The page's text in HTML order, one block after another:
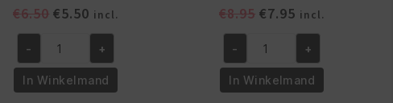
€6.50 Oorspronkelijke
was:
€6.50.
€5.50 Huidige
prijs
is:
€5.50.
incl.
Palmers
Cocoa
Butter
- +
In Winkelmand
€8.95 Oorspronkelijke
was:
€8.95.
€7.95 Huidige
prijs
is:
€7.95.
incl.
Palmers
Cocoa
Butter
- +
In Winkelmand